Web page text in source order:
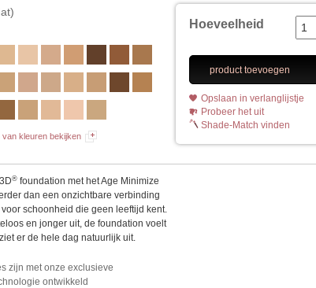
van kleuren bekijken
Hoeveelheid
product toevoegen
Opslaan in verlanglijstje
Probeer het uit
Shade-Match vinden
® foundation met het Age Minimize
dan een onzichtbare verbinding
schoonheid die geen leeftijd kent.
en jonger uit, de foundation voelt
er de hele dag natuurlijk uit.
zijn met onze exclusieve
ontwikkeld